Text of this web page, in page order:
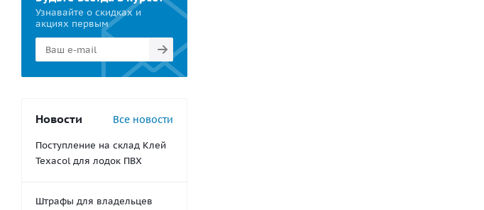
Узнавайте о скидках и
акциях первым
Новости Все новости
Поступление на склад Клей
Texacol для лодок ПВХ
Штрафы для владельцев